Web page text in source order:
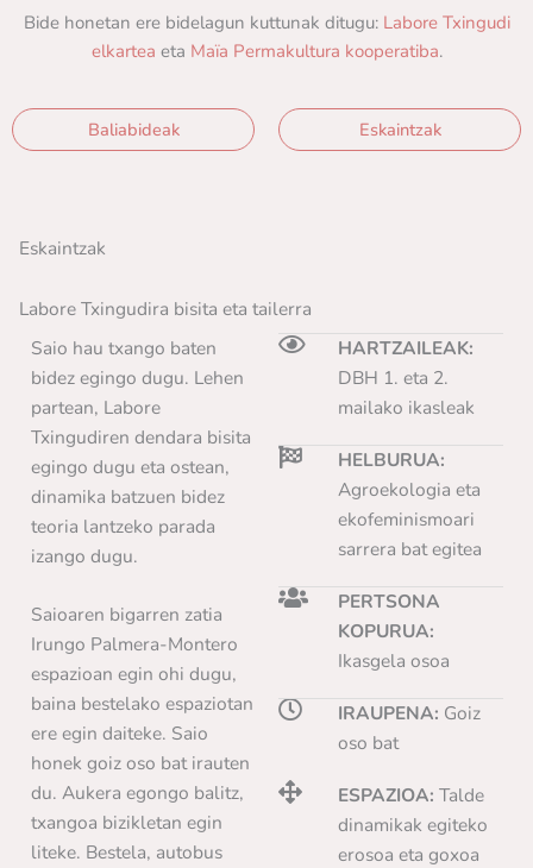
Bide honetan ere bidelagun kuttunak ditugu: Labore Txingudi
elkartea eta Maïa Permakultura kooperatiba.
Baliabideak Eskaintzak
Eskaintzak
Labore Txingudira bisita eta tailerra
Saio hau txango baten
bidez egingo dugu. Lehen
partean, Labore
Txingudiren dendara bisita
egingo dugu eta ostean,
dinamika batzuen bidez
teoria lantzeko parada
izango dugu.
Saioaren bigarren zatia
Irungo Palmera-Montero
espazioan egin ohi dugu,
baina bestelako espaziotan
ere egin daiteke. Saio
honek goiz oso bat irauten
du. Aukera egongo balitz,
txangoa bizikletan egin
liteke. Bestela, autobus
HARTZAILEAK:
DBH 1. eta 2.
mailako ikasleak
HELBURUA:
Agroekologia eta
ekofeminismoari
sarrera bat egitea
PERTSONA
KOPURUA:
Ikasgela osoa
IRAUPENA: Goiz
oso bat
ESPAZIOA: Talde
dinamikak egiteko
erosoa eta goxoa